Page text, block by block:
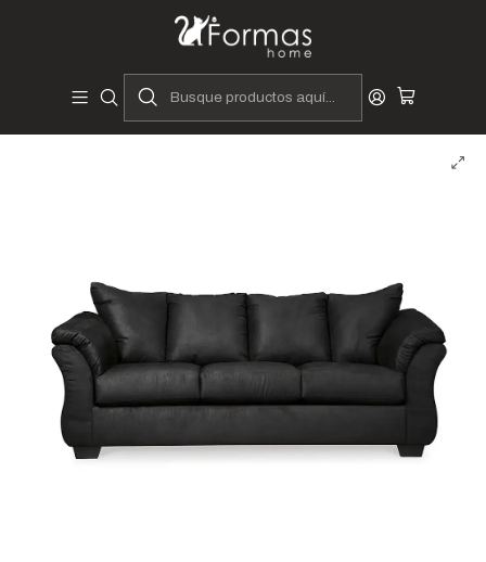
Diseñadores y Fabricantes Peruanos
Sofás y Seccionales
Sofá Lada de 3 Cuerpos